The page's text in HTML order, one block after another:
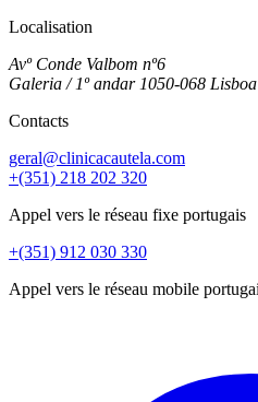
Localisation
Avº Conde Valbom nº6
Galeria / 1º andar 1050-068 Lisboa
Contacts
geral@clinicacautela.com
+(351) 218 202 320
Appel vers le réseau fixe portugais
+(351) 912 030 330
Appel vers le réseau mobile